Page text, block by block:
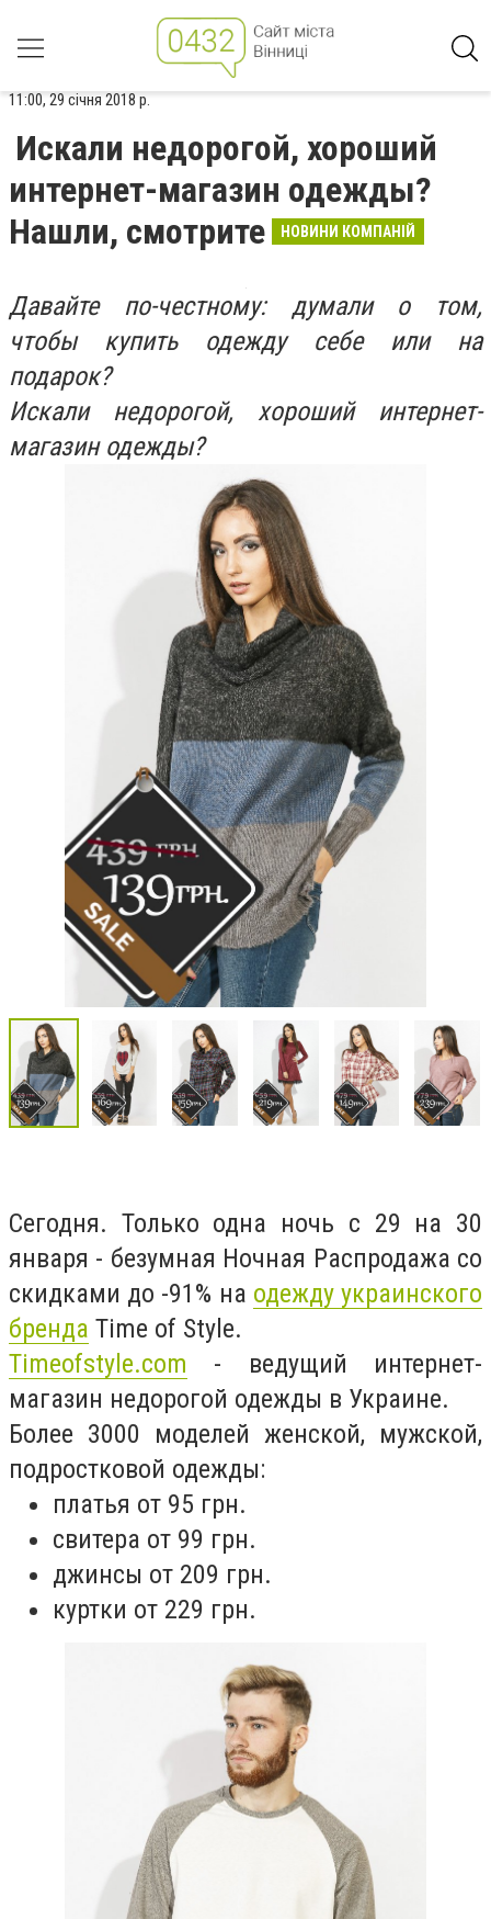
11:00, 29 січня 2018 р.
Искали недорогой, хороший
интернет-магазин одежды?
Нашли, смотрите
НОВИНИ КОМПАНІЙ
Давайте по-честному: думали о том,
чтобы купить одежду себе или на
подарок?
Искали недорогой, хороший интернет-
магазин одежды?
Сегодня. Только одна ночь с 29 на 30
января - безумная Ночная Распродажа со
скидками до -91% на одежду украинского
бренда Time of Style.
Timeofstyle.com - ведущий интернет-
магазин недорогой одежды в Украине.
Более 3000 моделей женской, мужской,
подростковой одежды:
платья от 95 грн.
свитера от 99 грн.
джинсы от 209 грн.
куртки от 229 грн.